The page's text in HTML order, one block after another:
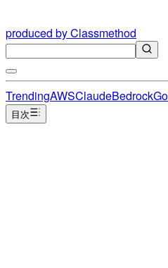
produced by Classmethod
TrendingAWSClaudeBedrock
目次